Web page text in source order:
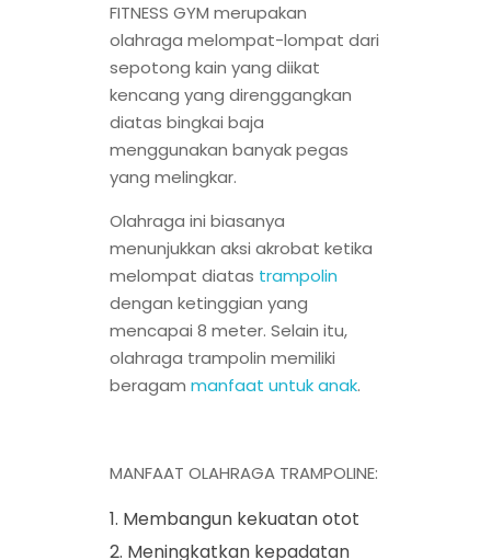
FITNESS GYM merupakan
olahraga melompat-lompat dari
sepotong kain yang diikat
kencang yang direnggangkan
diatas bingkai baja
menggunakan banyak pegas
yang melingkar.
Olahraga ini biasanya
menunjukkan aksi akrobat ketika
melompat diatas trampolin
dengan ketinggian yang
mencapai 8 meter. Selain itu,
olahraga trampolin memiliki
beragam manfaat untuk anak.
MANFAAT OLAHRAGA TRAMPOLINE:
Membangun kekuatan otot
Meningkatkan kepadatan